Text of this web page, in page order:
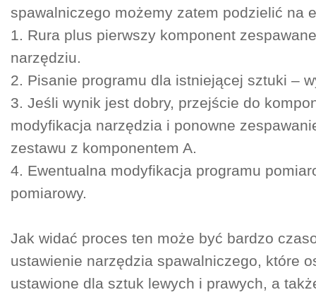
spawalniczego możemy zatem podzielić na
1. Rura plus pierwszy komponent
narzędziu.
2. Pisanie programu dla istniejącej sztuki –
3. Jeśli wynik jest dobry, przejście do
modyfikacja narzędzia i ponowne
zestawu z komponentem A.
4. Ewentualna modyfikacja programu
pomiarowy.
Jak widać proces ten może być bardzo
ustawienie narzędzia spawalniczego, które
ustawione dla sztuk lewych i prawych, a